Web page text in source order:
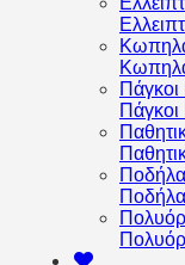
Πάγκοι
Πάγκοι